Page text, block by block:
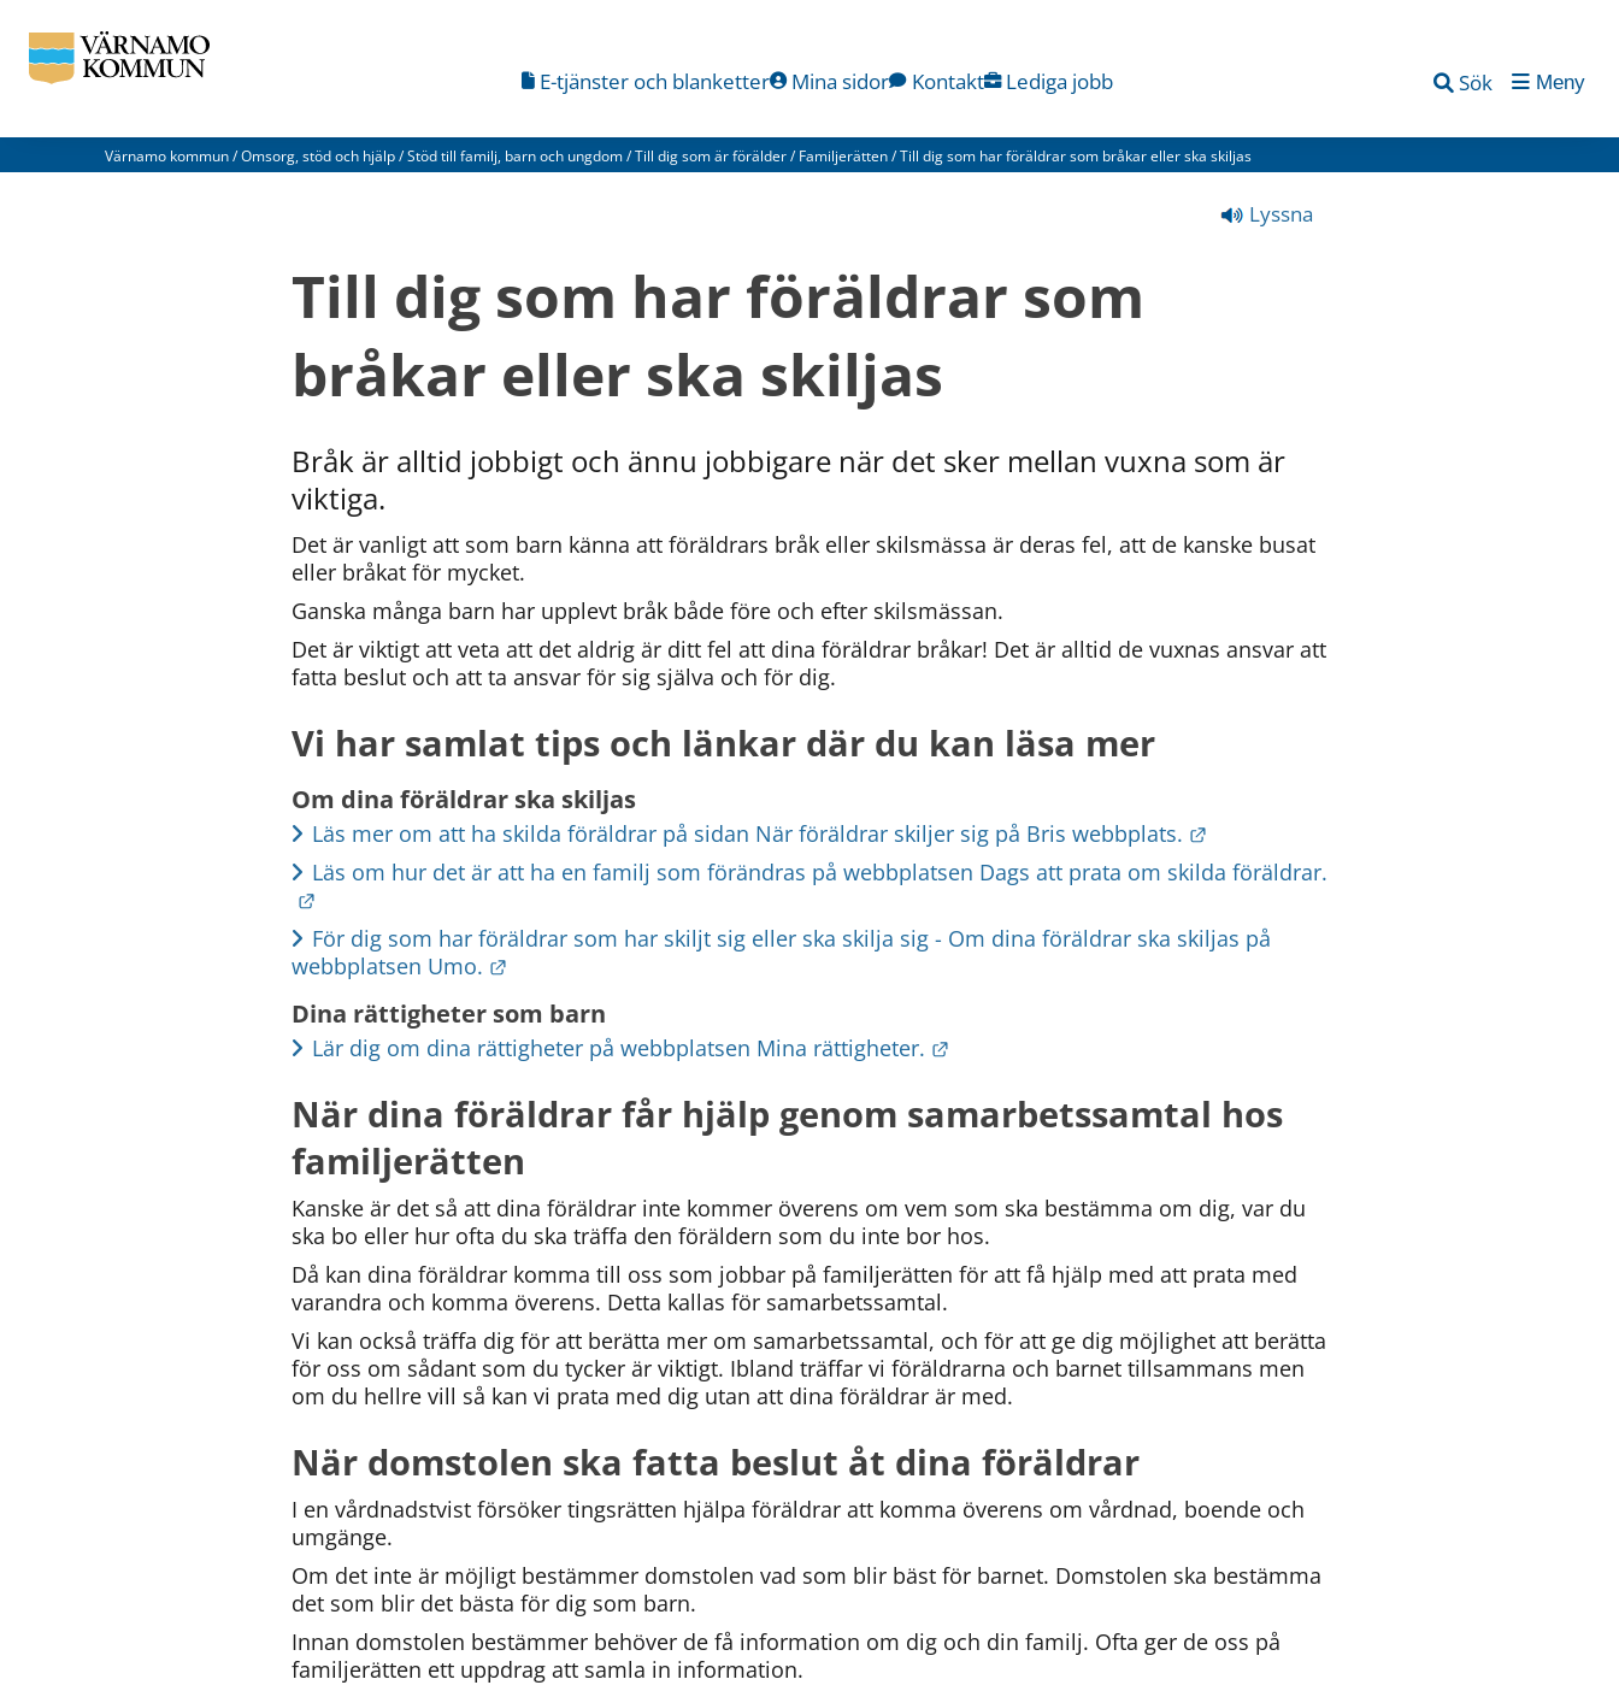
E-tjänster och blanketter Mina sidor Kontakt Lediga jobb Sök Meny
Värnamo kommun/Omsorg, stöd och hjälp/Stöd till familj, barn och ungdom/Till dig som är förälder/ Familjerätten/Till dig som har föräldrar som bråkar eller ska skiljas
Lyssna
Till dig som har föräldrar som
bråkar eller ska skiljas
Bråk är alltid jobbigt och ännu jobbigare när det sker mellan vuxna som är
viktiga.
Det är vanligt att som barn känna att föräldrars bråk eller skilsmässa är deras fel, att de kanske busat
eller bråkat för mycket.
Ganska många barn har upplevt bråk både före och efter skilsmässan.
Det är viktigt att veta att det aldrig är ditt fel att dina föräldrar bråkar! Det är alltid de vuxnas ansvar att
fatta beslut och att ta ansvar för sig själva och för dig.
Vi har samlat tips och länkar där du kan läsa mer
Om dina föräldrar ska skiljas
Läs mer om att ha skilda föräldrar på sidan När föräldrar skiljer sig på Bris webbplats.
Läs om hur det är att ha en familj som förändras på webbplatsen Dags att prata om skilda föräldrar.
För dig som har föräldrar som har skiljt sig eller ska skilja sig - Om dina föräldrar ska skiljas på
webbplatsen Umo.
Dina rättigheter som barn
Lär dig om dina rättigheter på webbplatsen Mina rättigheter.
När dina föräldrar får hjälp genom samarbetssamtal hos
familjerätten
Kanske är det så att dina föräldrar inte kommer överens om vem som ska bestämma om dig, var du
ska bo eller hur ofta du ska träffa den föräldern som du inte bor hos.
Då kan dina föräldrar komma till oss som jobbar på familjerätten för att få hjälp med att prata med
varandra och komma överens. Detta kallas för samarbetssamtal.
Vi kan också träffa dig för att berätta mer om samarbetssamtal, och för att ge dig möjlighet att berätta
för oss om sådant som du tycker är viktigt. Ibland träffar vi föräldrarna och barnet tillsammans men
om du hellre vill så kan vi prata med dig utan att dina föräldrar är med.
När domstolen ska fatta beslut åt dina föräldrar
I en vårdnadstvist försöker tingsrätten hjälpa föräldrar att komma överens om vårdnad, boende och
umgänge.
Om det inte är möjligt bestämmer domstolen vad som blir bäst för barnet. Domstolen ska bestämma
det som blir det bästa för dig som barn.
Innan domstolen bestämmer behöver de få information om dig och din familj. Ofta ger de oss på
familjerätten ett uppdrag att samla in information.
kan
förbättra
på
här
webbsidan?
*
(obligatorisk)
Hur
vi
informationen
bättre
för
dig?
Webbadress
till
sidan
bifogas
meddelandet.